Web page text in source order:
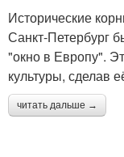
Исторические
Санкт-Петербург
"окно в Европу".
культуры, сделав
читать дальше →